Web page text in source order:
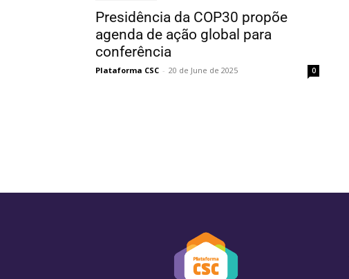
Presidência da COP30 propõe
agenda de ação global para
conferência
Plataforma CSC - 20 de June de 2025 0